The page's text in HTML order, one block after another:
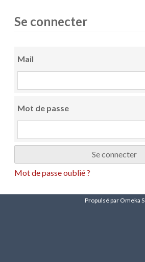
Se connecter
Mail
Mot de passe
Mot de passe oublié ?
Propulsé par Omeka S